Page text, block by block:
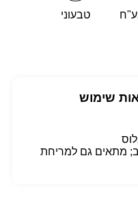
טבעוני
שימוש
מתאים גם למריחת